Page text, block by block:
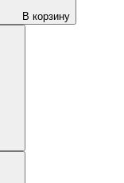
В корзину